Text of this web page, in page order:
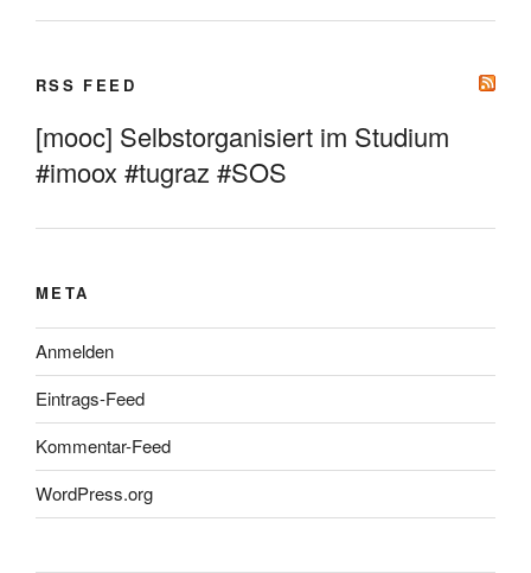
RSS FEED
[mooc] Selbstorganisiert im Studium
#imoox #tugraz #SOS
META
Anmelden
Eintrags-Feed
Kommentar-Feed
WordPress.org